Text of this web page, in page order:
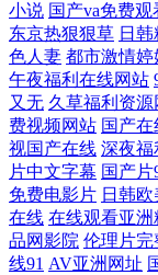
精品尤物 日韩精品
美精品久久99久久
洲色婷婷网 九七在
图成人网 91夜色 婷
自慰 欧美第二页午
小说 国产va免费观
东京热狠狠草 日
色人妻 都市激情婷
午夜福利在线网站
又无 久草福利资源
费视频网站 国产
视国产在线 深夜福
片中文字幕 国产片
免费电影片 日韩
在线 在线观看亚洲
品网影院 伦理片完
线91 AV亚洲网址